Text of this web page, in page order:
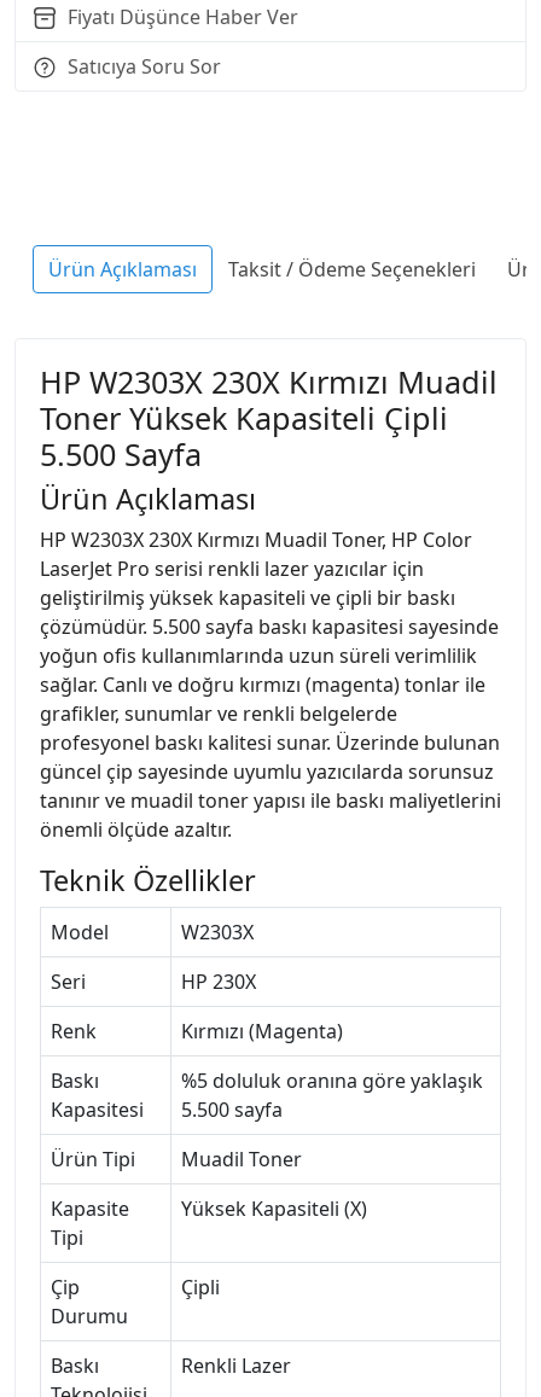
Fiyatı Düşünce Haber Ver
Satıcıya Soru Sor
Ürün Açıklaması Taksit / Ödeme Seçenekleri
HP W2303X 230X Kırmızı Muadil
Toner Yüksek Kapasiteli Çipli
5.500 Sayfa
Ürün Açıklaması
HP W2303X 230X Kırmızı Muadil Toner, HP Color
LaserJet Pro serisi renkli lazer yazıcılar için
geliştirilmiş yüksek kapasiteli ve çipli bir baskı
çözümüdür. 5.500 sayfa baskı kapasitesi sayesinde
yoğun ofis kullanımlarında uzun süreli verimlilik
sağlar. Canlı ve doğru kırmızı (magenta) tonlar ile
grafikler, sunumlar ve renkli belgelerde
profesyonel baskı kalitesi sunar. Üzerinde bulunan
güncel çip sayesinde uyumlu yazıcılarda sorunsuz
tanınır ve muadil toner yapısı ile baskı maliyetlerini
önemli ölçüde azaltır.
Teknik Özellikler
Model
W2303X
Seri
HP 230X
Renk
Kırmızı (Magenta)
Baskı
Kapasitesi
%5 doluluk oranına göre yaklaşık
5.500 sayfa
Ürün Tipi
Muadil Toner
Kapasite
Tipi
Yüksek Kapasiteli (X)
Çip
Durumu
Çipli
Baskı
Renkli Lazer